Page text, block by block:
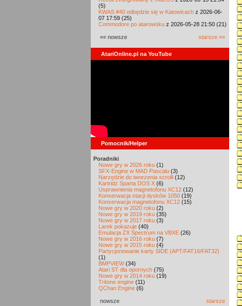
(5)
KWAS #40 odbędzie się w Katowicach z 2026-06-
07 17:59 (25)
Commodore po atarowsku z 2026-05-28 21:50 (21)
«« nowsze starsze »»
AtariOnline.pl na YouTube
Pomocnik/Helper
Poradniki
Nowe gry w 2026 roku (1)
SFX-Engine w MAD Pascalu (3)
Narzędzie do tworzenia scrolli (12)
Kartridż Sparta DOS X (6)
Usprawnienia magnetofonu XC12 (12)
Konserwacja stacji dysków 1050 (19)
Konserwacja magnetofonu XC12 (15)
Nowe gry w 2020 roku (2)
Nowe gry w 2019 roku (35)
Nowe gry w 2017 roku (3)
Larek pokazuje (40)
Emulacja ZX Spectrum na VBXE (26)
Nowe gry w 2016 roku (7)
Nowe gry w 2015 roku (4)
Partycjonowanie karty SIDE (APT/FAT16/FAT32)
(1)
BMPVIEW(34)
Atari ST dla opornych (75)
Nowe gry w 2014 roku (19)
Tritone engine (11)
QChan Engine (6)
nowsze starsze